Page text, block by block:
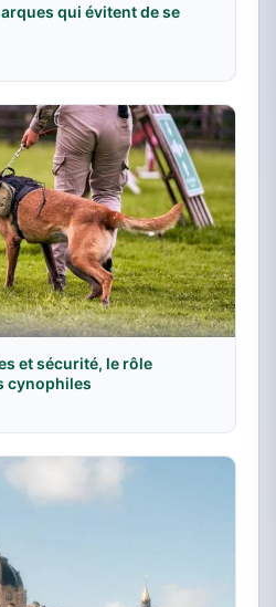
qui évitent de se
et sécurité, le rôle
cynophiles